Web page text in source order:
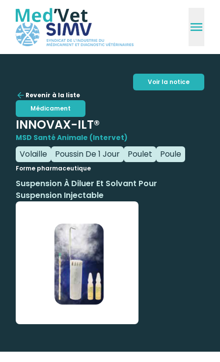
Revenir à la liste
Médicament
INNOVAX-ILT®
MSD Santé Animale (Intervet)
Volaille Poussin De 1 Jour Poulet Poule
Forme pharmaceutique
Suspension À Diluer Et Solvant Pour
Suspension Injectable
Voir la notice